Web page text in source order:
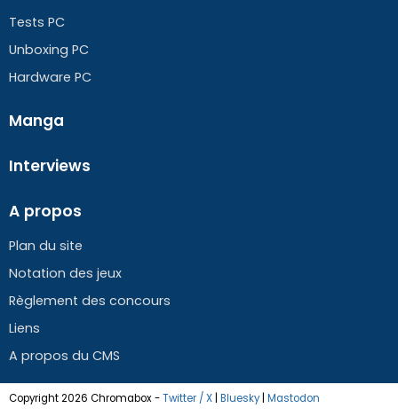
Tests PC
Unboxing PC
Hardware PC
Manga
Interviews
A propos
Plan du site
Notation des jeux
Règlement des concours
Liens
A propos du CMS
Copyright 2026 Chromabox-Twitter / X Bluesky| Mastodon